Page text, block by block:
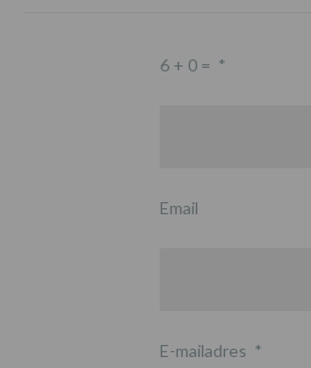
6 + 0 = *
Email
E-mailadres *